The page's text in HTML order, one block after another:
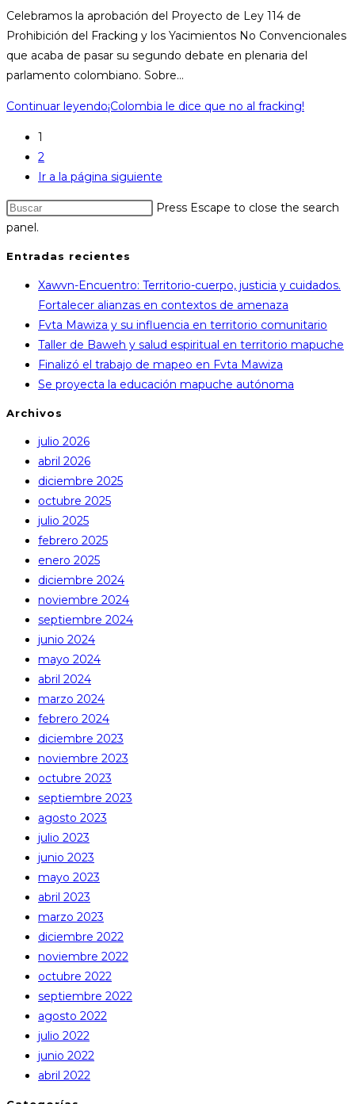
Celebramos la aprobación del Proyecto de Ley 114 de
Prohibición del Fracking y los Yacimientos No Convencionales
que acaba de pasar su segundo debate en plenaria del
parlamento colombiano. Sobre…
Continuar leyendo¡Colombia le dice que no al fracking!
1
2
Ir a la página siguiente
Press Escape to close the search
panel.
Entradas recientes
Xawvn-Encuentro: Territorio-cuerpo, justicia y cuidados.
Fortalecer alianzas en contextos de amenaza
Fvta Mawiza y su influencia en territorio comunitario
Taller de Baweh y salud espiritual en territorio mapuche
Finalizó el trabajo de mapeo en Fvta Mawiza
Se proyecta la educación mapuche autónoma
Archivos
julio 2026
abril 2026
diciembre 2025
octubre 2025
julio 2025
febrero 2025
enero 2025
diciembre 2024
noviembre 2024
septiembre 2024
junio 2024
mayo 2024
abril 2024
marzo 2024
febrero 2024
diciembre 2023
noviembre 2023
octubre 2023
septiembre 2023
agosto 2023
julio 2023
junio 2023
mayo 2023
abril 2023
marzo 2023
diciembre 2022
noviembre 2022
octubre 2022
septiembre 2022
agosto 2022
julio 2022
junio 2022
abril 2022